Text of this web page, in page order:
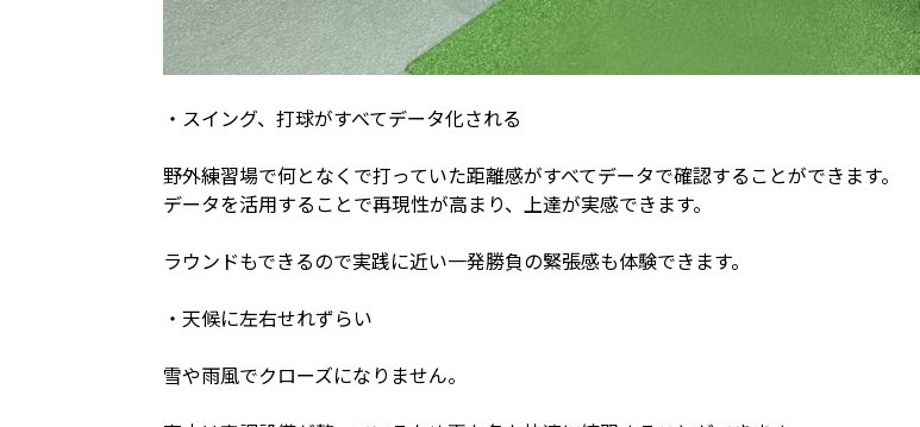
・スイング、打球がすべてデータ化される
野外練習場で何となくで打っていた距離感がすべてデータで確認することができます。
データを活用することで再現性が高まり、上達が実感できます。
ラウンドもできるので実践に近い一発勝負の緊張感も体験できます。
・天候に左右せれずらい
雪や雨風でクローズになりません。